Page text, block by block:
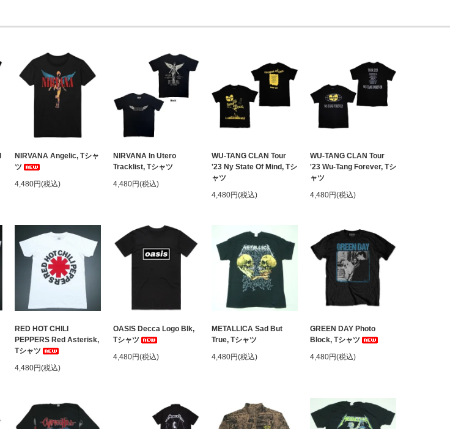
NIRVANA Angelic, Tシャ
ツ
4,480円(税込)
NIRVANA In Utero
Tracklist, Tシャツ
4,480円(税込)
WU-TANG CLAN Tour
'23 Ny State Of Mind, Tシ
ャツ
4,480円(税込)
WU-TANG CLAN Tour
'23 Wu-Tang Forever, Tシ
ャツ
4,480円(税込)
RED HOT CHILI
PEPPERS Red Asterisk,
Tシャツ
4,480円(税込)
OASIS Decca Logo Blk,
Tシャツ
4,480円(税込)
METALLICA Sad But
True, Tシャツ
4,480円(税込)
GREEN DAY Photo
Block, Tシャツ
4,480円(税込)